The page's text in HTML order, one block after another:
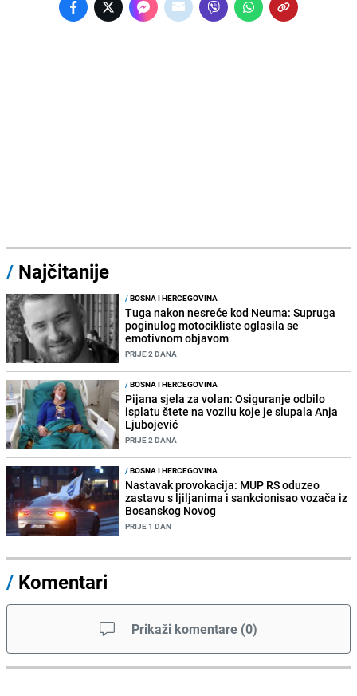
/ Najčitanije
/BOSNA I HERCEGOVINA
Tuga nakon nesreće kod Neuma: Supruga
poginulog motocikliste oglasila se
emotivnom objavom
PRIJE 2 DANA
/BOSNA I HERCEGOVINA
Pijana sjela za volan: Osiguranje odbilo
isplatu štete na vozilu koje je slupala Anja
Ljubojević
PRIJE 2 DANA
/BOSNA I HERCEGOVINA
Nastavak provokacija: MUP RS oduzeo
zastavu s ljiljanima i sankcionisao vozača iz
Bosanskog Novog
PRIJE 1 DAN
/ Komentari
Prikaži komentare (0)